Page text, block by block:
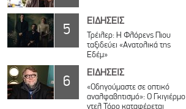
5 ΕΙΔΗΣΕΙΣ
Τρέιλερ: Η Φλόρενς Πιου
ταξιδεύει «Ανατολικά της
Εδέμ»
6 ΕΙΔΗΣΕΙΣ
«Οδηγούμαστε σε οπτικό
αναλφαβητισμό»: Ο Γκιγιέρμο
ντελ Τόρο καταφέρεται